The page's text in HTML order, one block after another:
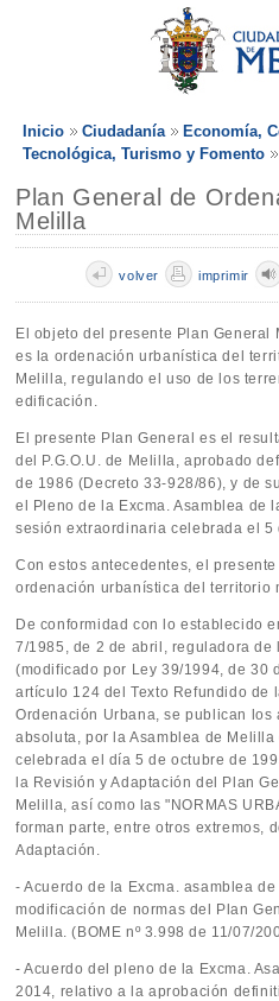
Inicio Ciudadanía
Economía,
Tecnológica, Turismo y Fomento
Plan General de
Melilla
imprimir
volver
El objeto del presente Plan General
es la ordenación urbanística del
Melilla, regulando el uso de los
edificación.
El presente Plan General es el
del P.G.O.U. de Melilla, aprobado
de 1986 (Decreto 33-928/86), y de
el Pleno de la Excma. Asamblea de
sesión extraordinaria celebrada el 5
Con estos antecedentes, el
ordenación urbanística del territorio
De conformidad con lo establecido
7/1985, de 2 de abril, reguladora de
(modificado por Ley 39/1994, de 30
artículo 124 del Texto Refundido de
Ordenación Urbana, se publican
absoluta, por la Asamblea de
celebrada el día 5 de octubre de
la Revisión y Adaptación del Plan
Melilla, así como las "NORMAS
forman parte, entre otros extremos,
Adaptación.
- Acuerdo de la Excma. asamblea
modificación de normas del Plan
Melilla. (BOME nº 3.998 de 11/07/
- Acuerdo del pleno de la Excma.
2014, relativo a la aprobación